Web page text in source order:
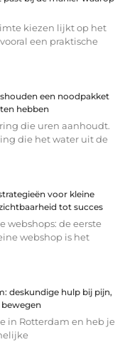
kiezen lijkt op het
een praktische
een noodpakket
hebben
die uren aanhoudt.
die het water uit de
voor kleine
tot succes
webshops: de eerste
webshop is het
deskundige hulp bij pijn,
in Rotterdam en heb je